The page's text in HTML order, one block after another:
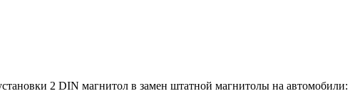
2 DIN магнитол в замен штатной магнитолы на автомобили: